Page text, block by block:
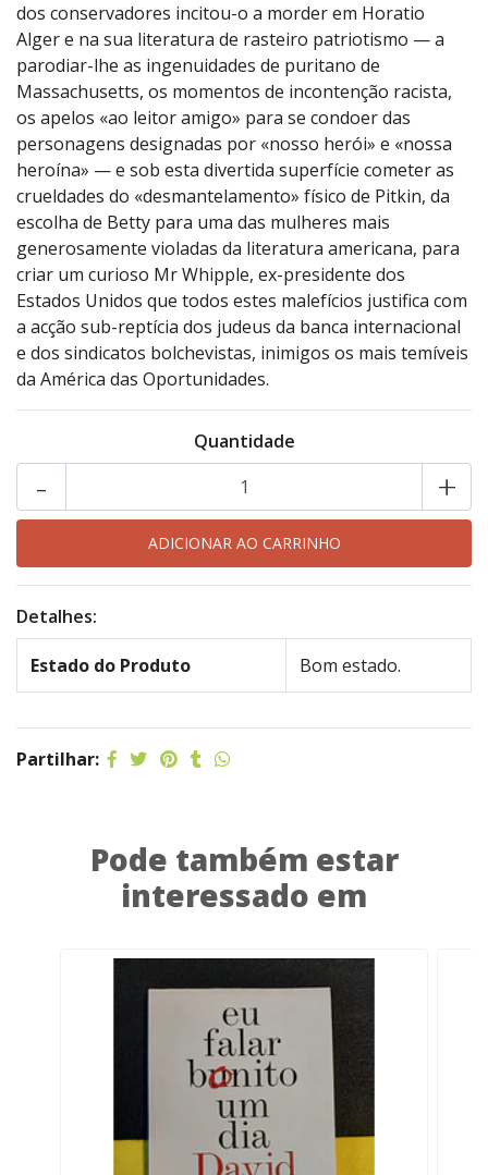
dos conservadores incitou-o a morder em Horatio
Alger e na sua literatura de rasteiro patriotismo — a
parodiar-lhe as ingenuidades de puritano de
Massachusetts, os momentos de incontenção racista,
os apelos «ao leitor amigo» para se condoer das
personagens designadas por «nosso herói» e «nossa
heroína» — e sob esta divertida superfície cometer as
crueldades do «desmantelamento» físico de Pitkin, da
escolha de Betty para uma das mulheres mais
generosamente violadas da literatura americana, para
criar um curioso Mr Whipple, ex-presidente dos
Estados Unidos que todos estes malefícios justifica com
a acção sub-reptícia dos judeus da banca internacional
e dos sindicatos bolchevistas, inimigos os mais temíveis
da América das Oportunidades.
Quantidade
+
-
Detalhes:
Estado do Produto Bom estado.
Partilhar:
Pode também estar
interessado em